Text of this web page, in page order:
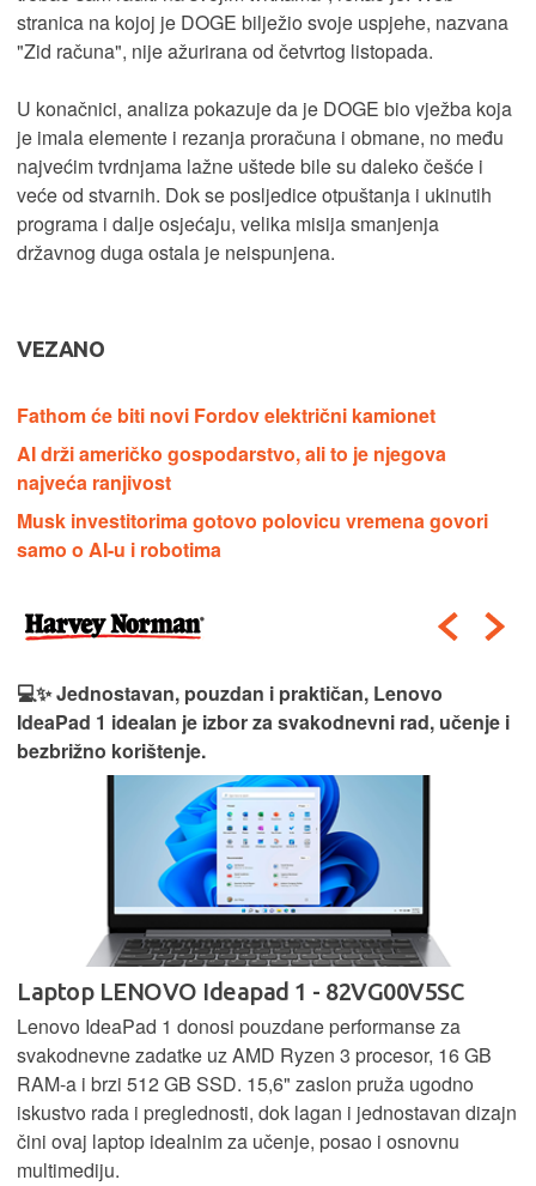
stranica na kojoj je DOGE bilježio svoje uspjehe, nazvana
"Zid računa", nije ažurirana od četvrtog listopada.
U konačnici, analiza pokazuje da je DOGE bio vježba koja
je imala elemente i rezanja proračuna i obmane, no među
najvećim tvrdnjama lažne uštede bile su daleko češće i
veće od stvarnih. Dok se posljedice otpuštanja i ukinutih
programa i dalje osjećaju, velika misija smanjenja
državnog duga ostala je neispunjena.
VEZANO
Fathom će biti novi Fordov električni kamionet
AI drži američko gospodarstvo, ali to je njegova
najveća ranjivost
Musk investitorima gotovo polovicu vremena govori
samo o AI-u i robotima
💻✨ Jednostavan, pouzdan i praktičan, Lenovo
IdeaPad 1 idealan je izbor za svakodnevni rad, učenje i
bezbrižno korištenje.
Laptop LENOVO Ideapad 1 - 82VG00V5SC
Lenovo IdeaPad 1 donosi pouzdane performanse za
svakodnevne zadatke uz AMD Ryzen 3 procesor, 16 GB
RAM-a i brzi 512 GB SSD. 15,6" zaslon pruža ugodno
iskustvo rada i preglednosti, dok lagan i jednostavan dizajn
čini ovaj laptop idealnim za učenje, posao i osnovnu
multimediju.